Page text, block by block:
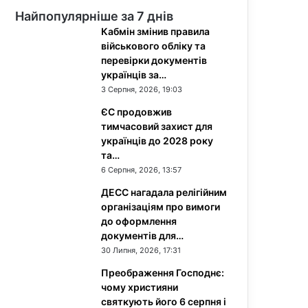
Найпопулярніше за 7 днів
Кабмін змінив правила
військового обліку та
перевірки документів
українців за…
3 Серпня, 2026, 19:03
ЄС продовжив
тимчасовий захист для
українців до 2028 року
та…
6 Серпня, 2026, 13:57
ДЕСС нагадала релігійним
організаціям про вимоги
до оформлення
документів для…
30 Липня, 2026, 17:31
Преображення Господнє:
чому християни
святкують його 6 серпня і